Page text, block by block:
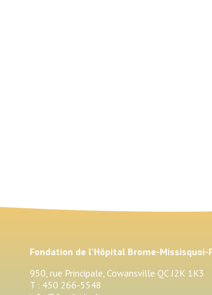
Fondation de l’Hôpital Brome-Missisquoi-
950, rue Principale, Cowansville QC J2K 1K3
T : 450 266-5548